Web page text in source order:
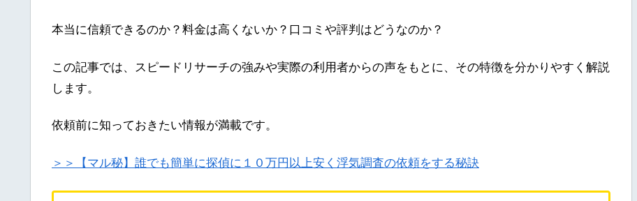
本当に信頼できるのか？料金は高くないか？口コミや評判はどうなのか？
この記事では、スピードリサーチの強みや実際の利用者からの声をもとに、その特徴を分かりやすく解説
します。
依頼前に知っておきたい情報が満載です。
＞＞【マル秘】誰でも簡単に探偵に１０万円以上安く浮気調査の依頼をする秘訣